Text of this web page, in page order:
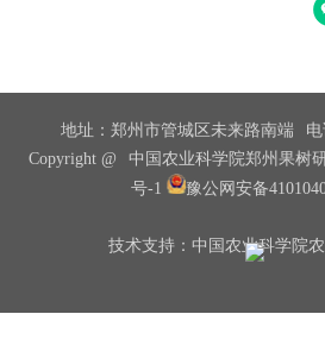
地址：郑州市管城区未来路南端
Copyright @
中国农业科学院郑州果树
号-1
豫公网安备
技术支持：中国农业科学院